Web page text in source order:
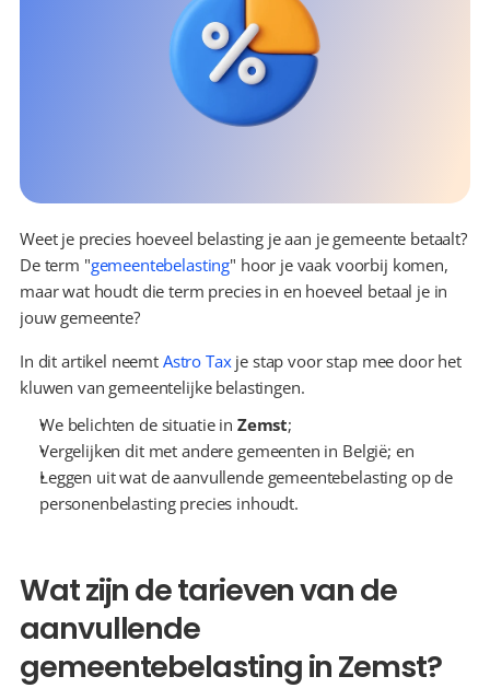
Weet je precies hoeveel belasting je aan je gemeente betaalt?
De term "gemeentebelasting" hoor je vaak voorbij komen,
maar wat houdt die term precies in en hoeveel betaal je in
jouw gemeente?
In dit artikel neemt Astro Tax je stap voor stap mee door het
kluwen van gemeentelijke belastingen.
We belichten de situatie in Zemst;
Vergelijken dit met andere gemeenten in België; en
Leggen uit wat de aanvullende gemeentebelasting op de
personenbelasting precies inhoudt.
Wat zijn de tarieven van de
aanvullende
gemeentebelasting in Zemst?